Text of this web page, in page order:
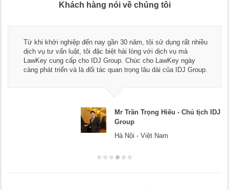
Khách hàng nói về chúng tôi
Thay mặt Công ty Dương Cafe, tôi xin chân thành cảm ơn đội
ngũ luật sư, kế toán của LawKey. Thực sự yên tâm khi sử
dụng dịch vụ tư vấn pháp luật và kế toán thuế bên các bạn.
Chúc các bạn phát triển hơn, phục vụ tốt hơn cho cộng đồng
Mr Dương - CEO Dương Cafe
Hà Nội